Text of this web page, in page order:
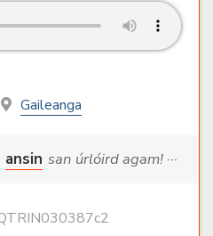
Gaileanga
ansin san úrlóird agam! ···